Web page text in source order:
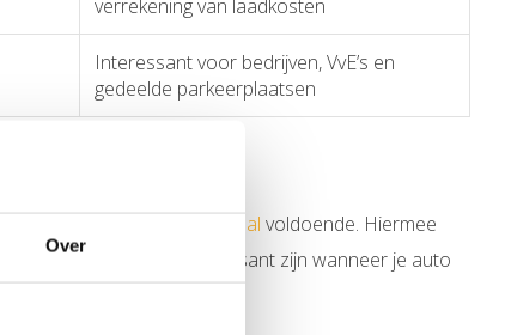
Over
verrekening van laadkosten
Interessant voor bedrijven, VvE’s en
gedeelde parkeerplaatsen
11 kW laadpaal voldoende. Hiermee
22 kW laadpaal
kan interessant zijn wanneer je auto